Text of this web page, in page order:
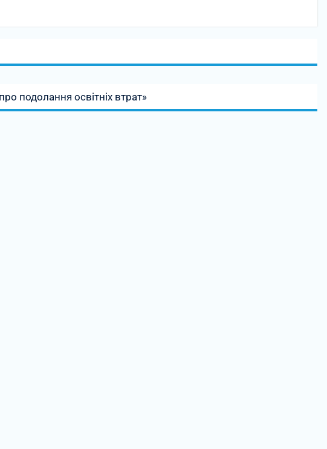
подолання освітніх втрат»